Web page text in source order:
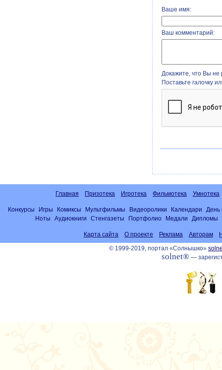
Ваше имя:
Ваш комментарий:
Докажите, что Вы не
Поставьте галочку
Главная Призотека Игротека Фильмотека Умнотека
Конкурсы Игры Комиксы Мультфильмы Видеоролики Календари
День
Ноты
Аудиокниги Стенгазеты Портфолио Медали Дипломы
Карта сайта О проекте Реклама Авторам
© 1999-2019, портал «Солнышко»
solnet®—